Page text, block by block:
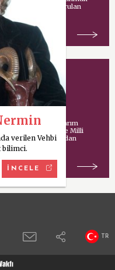
İstanbul’da kurulan
Model Okulu
mimari tasarım
Cannon Design ve Milli
Bakanlığı tarafından
yürütülen
verilen Vehbi
bilimci.
İNCELE
TR